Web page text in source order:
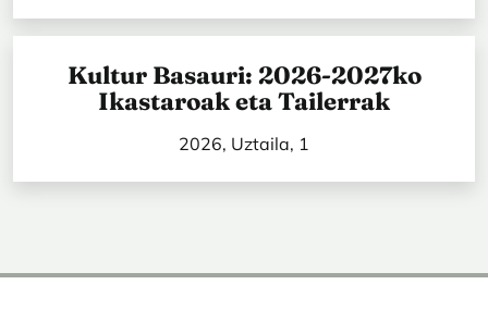
Kultur Basauri: 2026-2027ko
Ikastaroak eta Tailerrak
2026, Uztaila, 1